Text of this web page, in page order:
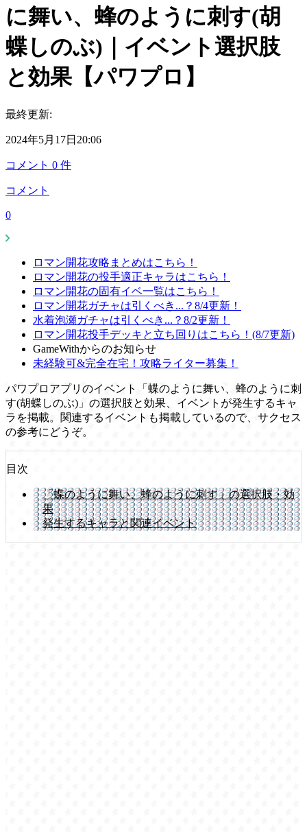
に舞い、蜂のように刺す(胡
蝶しのぶ)｜イベント選択肢
と効果【パワプロ】
最終更新:
2024年5月17日20:06
コメント 0 件
コメント
0
ロマン開花攻略まとめはこちら！
ロマン開花の投手適正キャラはこちら！
ロマン開花の固有イベ一覧はこちら！
ロマン開花ガチャは引くべき...？8/4更新！
水着泡瀬ガチャは引くべき...？8/2更新！
ロマン開花投手デッキと立ち回りはこちら！(8/7更新)
GameWithからのお知らせ
未経験可&完全在宅！攻略ライター募集！
パワプロアプリのイベント「蝶のように舞い、蜂のように刺
す(胡蝶しのぶ)」の選択肢と効果、イベントが発生するキャ
ラを掲載。関連するイベントも掲載しているので、サクセス
の参考にどうぞ。
目次
「蝶のように舞い、蜂のように刺す」の選択肢・効
果
発生するキャラと関連イベント